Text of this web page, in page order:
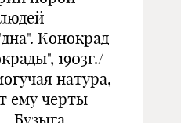
Конокрад
1903г./
натура,
ему черты